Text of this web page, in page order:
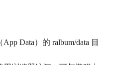
Data）的 ralbum/data 目